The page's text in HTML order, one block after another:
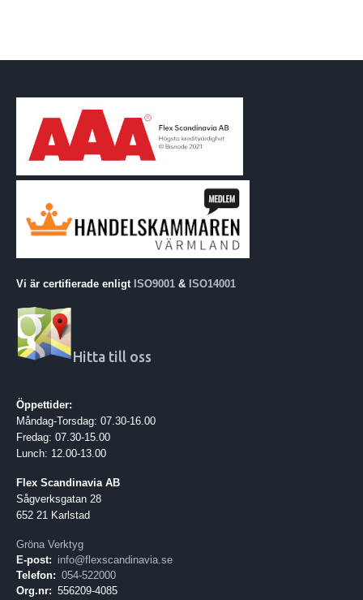
Vi är certifierade enligt ISO9001 & ISO14001
Hitta till oss
Öppettider:
Måndag-Torsdag: 07.30-16.00
Fredag: 07.30-15.00
Lunch: 12.00-13.00
Flex Scandinavia AB
Sågverksgatan 28
652 21 Karlstad
Gröna Verktyg
E-post: info@flexscandinavia.se
Telefon: 054-522000
Org.nr: 556209-4085